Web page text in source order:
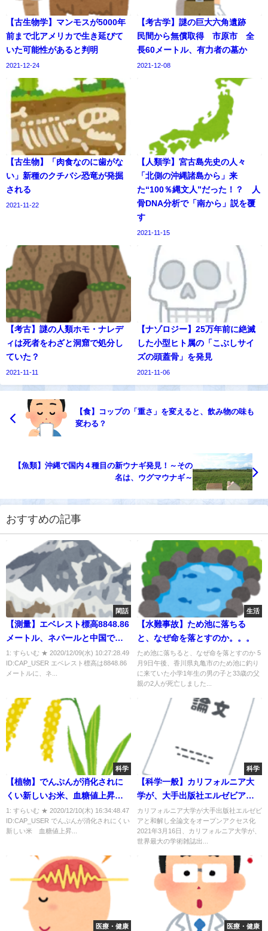
【古生物学】マンモスが5000年
前まで北アメリカで生き延びて
いた可能性があると判明
2021-12-24
【考古学】謎の巨大六角遺跡
民間から無償取得 市原市 全
長60メートル、有力者の墓か
2021-12-08
【古生物】「肉食なのに歯がな
い」新種のクチバシ恐竜が発掘
される
2021-11-22
【人類学】宮古島先史の人々
「北側の沖縄諸島から」来
た“100％縄文人”だった！？ 人
骨DNA分析で「南から」説を覆
す
2021-11-15
【考古】謎の人類ホモ・ナレデ
ィは死者をわざと洞窟で処分し
ていた？
2021-11-11
【ナゾロジー】25万年前に絶滅
した小型ヒト属の「こぶしサイ
ズの頭蓋骨」を発見
2021-11-06
【食】コップの「重さ」を変えると、飲み物の味も
変わる？
【魚類】沖縄で国内４種目の新ウナギ発見！～その
名は、ウグマウナギ～
おすすめの記事
閑話
【測量】エベレスト標高8848.86
メートル、ネパールと中国で計
測
1: すらいむ ★ 2020/12/09(水) 10:27:28.49
ID:CAP_USER エベレスト標高は8848.86
メートルに、ネ...
生活
【水難事故】ため池に落ちる
と、なぜ命を落とすのか。。。
ため池に落ちると、なぜ命を落とすのか 5
月9日午後、香川県丸亀市のため池に釣り
に来ていた小学1年生の男の子と33歳の父
親の2人が死亡しました...
科学
【植物】でんぷんが消化されに
くい新しいお米、血糖値上昇を
抑える
1: すらいむ ★ 2020/12/10(木) 16:34:48.47
ID:CAP_USER でんぷんが消化されにくい
新しい米 血糖値上昇...
科学
【科学一般】カリフォルニア大
学が、大手出版社エルゼビアと
和解し、全論文をオープンアク
セス化
カリフォルニア大学が大手出版社エルゼビ
アと和解し全論文をオープンアクセス化
2021年3月16日、カリフォルニア大学が、
世界最大の学術雑誌出...
医療・健康 医療・健康